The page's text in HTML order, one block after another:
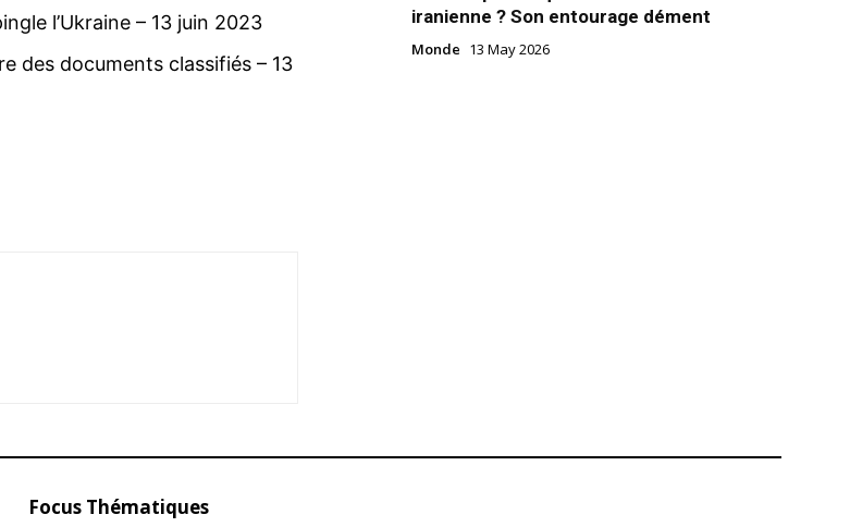
cas confirmé de Covid
l’Ukraine – 13 juin 2023
des documents classifiés – 13
iranienne ? Son entourage dément
Monde 13 May 2026
Focus Thématiques